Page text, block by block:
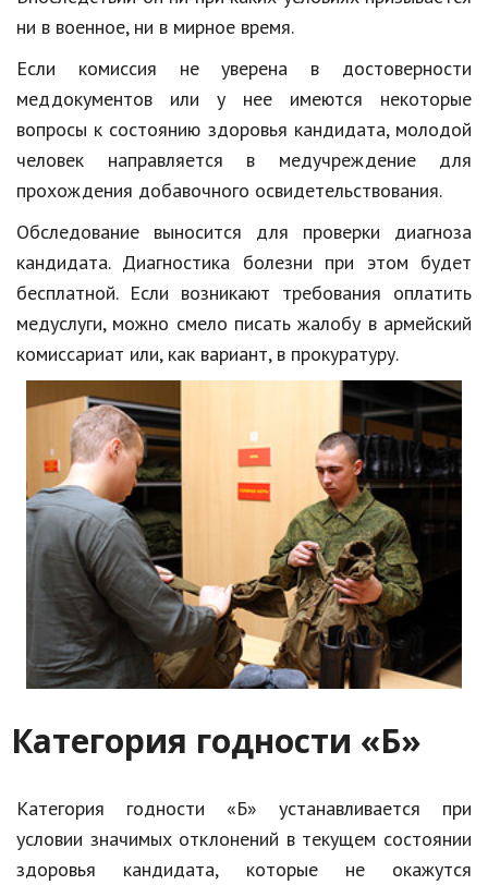
ни в военное, ни в мирное время.
Если комиссия не уверена в достоверности
меддокументов или у нее имеются некоторые
вопросы к состоянию здоровья кандидата, молодой
человек направляется в медучреждение для
прохождения добавочного освидетельствования.
Обследование выносится для проверки диагноза
кандидата. Диагностика болезни при этом будет
бесплатной. Если возникают требования оплатить
медуслуги, можно смело писать жалобу в армейский
комиссариат или, как вариант, в прокуратуру.
Категория годности «Б»
Категория годности «Б» устанавливается при
условии значимых отклонений в текущем состоянии
здоровья кандидата, которые не окажутся